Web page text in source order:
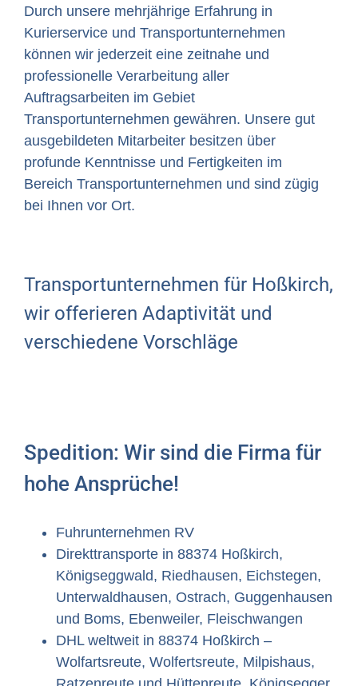
Durch unsere mehrjährige Erfahrung in
Kurierservice und Transportunternehmen
können wir jederzeit eine zeitnahe und
professionelle Verarbeitung aller
Auftragsarbeiten im Gebiet
Transportunternehmen gewähren. Unsere gut
ausgebildeten Mitarbeiter besitzen über
profunde Kenntnisse und Fertigkeiten im
Bereich Transportunternehmen und sind zügig
bei Ihnen vor Ort.
Transportunternehmen für Hoßkirch,
wir offerieren Adaptivität und
verschiedene Vorschläge
Spedition: Wir sind die Firma für
hohe Ansprüche!
Fuhrunternehmen RV
Direkttransporte in 88374 Hoßkirch,
Königseggwald, Riedhausen, Eichstegen,
Unterwaldhausen, Ostrach, Guggenhausen
und Boms, Ebenweiler, Fleischwangen
DHL weltweit in 88374 Hoßkirch –
Wolfartsreute, Wolfertsreute, Milpishaus,